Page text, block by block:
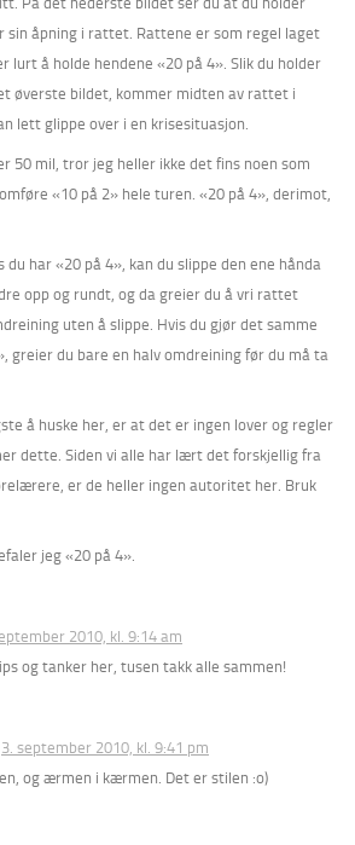
sin åpning i rattet. Rattene er som regel laget
lurt å holde hendene «20 på 4». Slik du holder
øverste bildet, kommer midten av rattet i
lett glippe over i en krisesituasjon.
50 mil, tror jeg heller ikke det fins noen som
«10 på 2» hele turen. «20 på 4», derimot,
du har «20 på 4», kan du slippe den ene hånda
opp og rundt, og da greier du å vri rattet
uten å slippe. Hvis du gjør det samme
greier du bare en halv omdreining før du må ta
å huske her, er at det er ingen lover og regler
dette. Siden vi alle har lært det forskjellig fra
er de heller ingen autoritet her. Bruk
jeg «20 på 4».
2010, kl. 9:14 am
og tanker her, tusen takk alle sammen!
3. september 2010, kl. 9:41 pm
og ærmen i kærmen. Det er stilen :o)